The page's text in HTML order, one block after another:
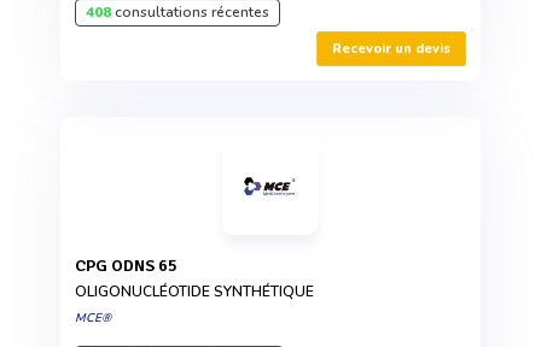
408consultations récentes
Recevoir un devis
CPG ODNS 65
OLIGONUCLÉOTIDE SYNTHÉTIQUE
MCE®